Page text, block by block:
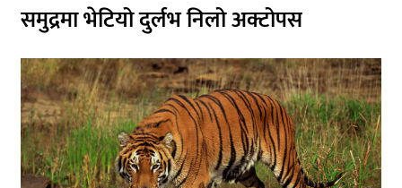
समुद्रमा भेटियो दुर्लभ निलो अक्टोपस